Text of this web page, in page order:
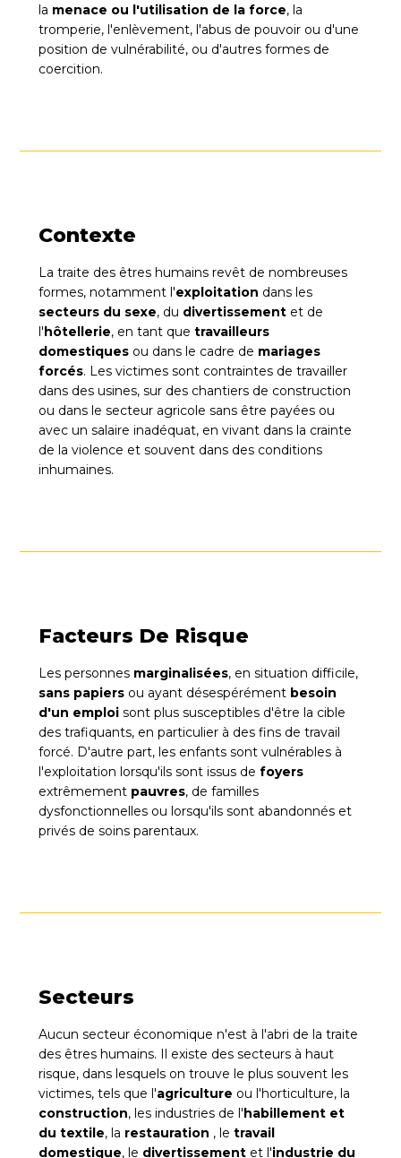
la menace ou l'utilisation de la force, la
tromperie, l'enlèvement, l'abus de pouvoir ou d'une
position de vulnérabilité, ou d'autres formes de
coercition.
Contexte
La traite des êtres humains revêt de nombreuses
formes, notamment l'exploitation dans les
secteurs du sexe, du divertissementet de
l' hôtellerie, en tant que travailleurs
domestiquesou dans le cadre de mariages
forcés. Les victimes sont contraintes de travailler
dans des usines, sur des chantiers de construction
ou dans le secteur agricole sans être payées ou
avec un salaire inadéquat, en vivant dans la crainte
de la violence et souvent dans des conditions
inhumaines.
Facteurs De Risque
Les personnes marginalisées, en situation difficile,
sans papiersou ayant désespérément besoin
d'un emploisont plus susceptibles d'être la cible
des trafiquants, en particulier à des fins de travail
forcé. D'autre part, les enfants sont vulnérables à
l'exploitation lorsqu'ils sont issus de foyers
extrêmementpauvres, de familles
dysfonctionnelles ou lorsqu'ils sont abandonnés et
privés de soins parentaux.
Secteurs
Aucun secteur économique n'est à l'abri de la traite
des êtres humains. Il existe des secteurs à haut
risque, dans lesquels on trouve le plus souvent les
victimes, tels que l'agriculture ou l'horticulture, la
construction, les industries de l' habillement et
du textile, la restauration , le travail
domestique, le divertissementet l'industrie du